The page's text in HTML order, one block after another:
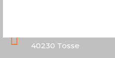
40230 Tosse